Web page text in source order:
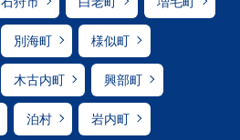
別海町 様似町
木古内町 興部町
泊村 岩内町